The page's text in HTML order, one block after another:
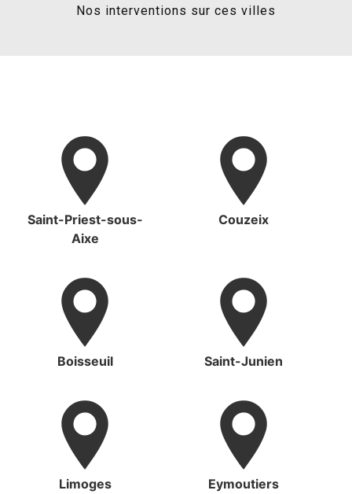
Nos interventions sur ces villes
Saint-Priest-sous-
Aixe
Couzeix
Boisseuil Saint-Junien
Limoges Eymoutiers